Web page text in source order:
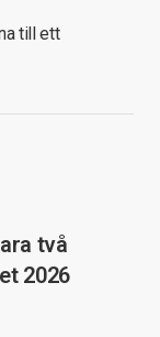
till ett
två
2026